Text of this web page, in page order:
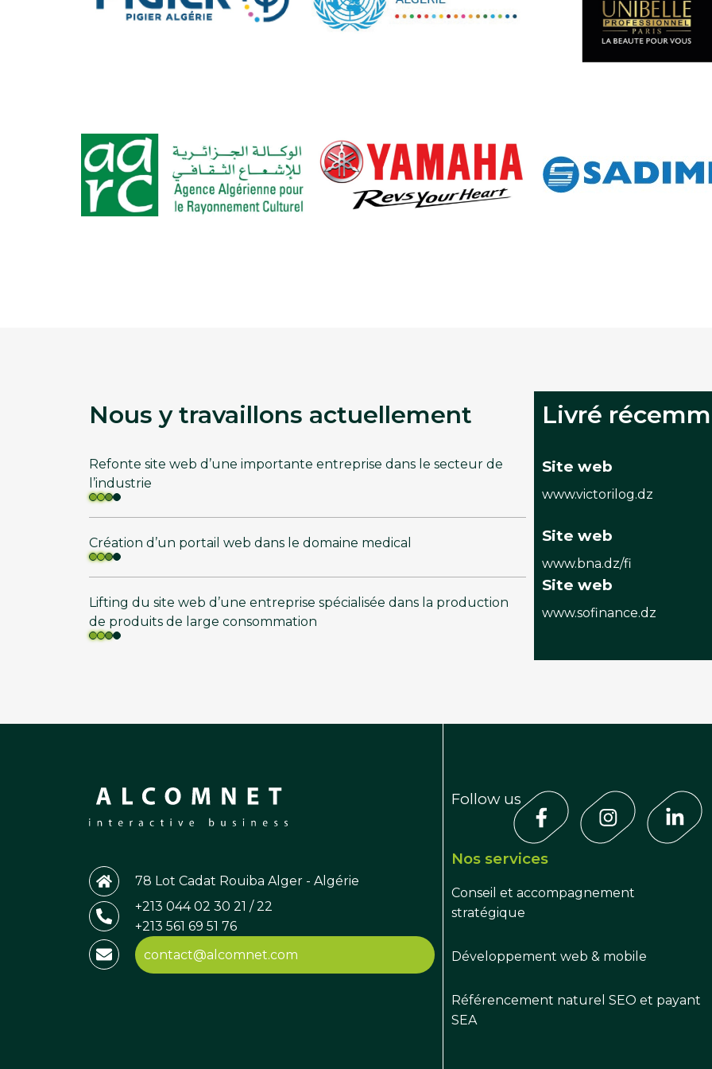
Nous y travaillons actuellement
Refonte site web d’une importante entreprise dans le secteur de
l’industrie
Création d’un portail web dans le domaine medical
Lifting du site web d’une entreprise spécialisée dans la production
de produits de large consommation
Livré
Site web
www.victorilog.dz
Site web
www.bna.dz/fi
Site web
www.sofinance.dz
78 Lot Cadat Rouiba Alger - Algérie
+213 044 02 30 21 / 22
+213 561 69 51 76
contact@alcomnet.com
Follow us
Nos services
Conseil et accompagnement
stratégique
Développement web & mobile
Référencement naturel SEO et payant
SEA